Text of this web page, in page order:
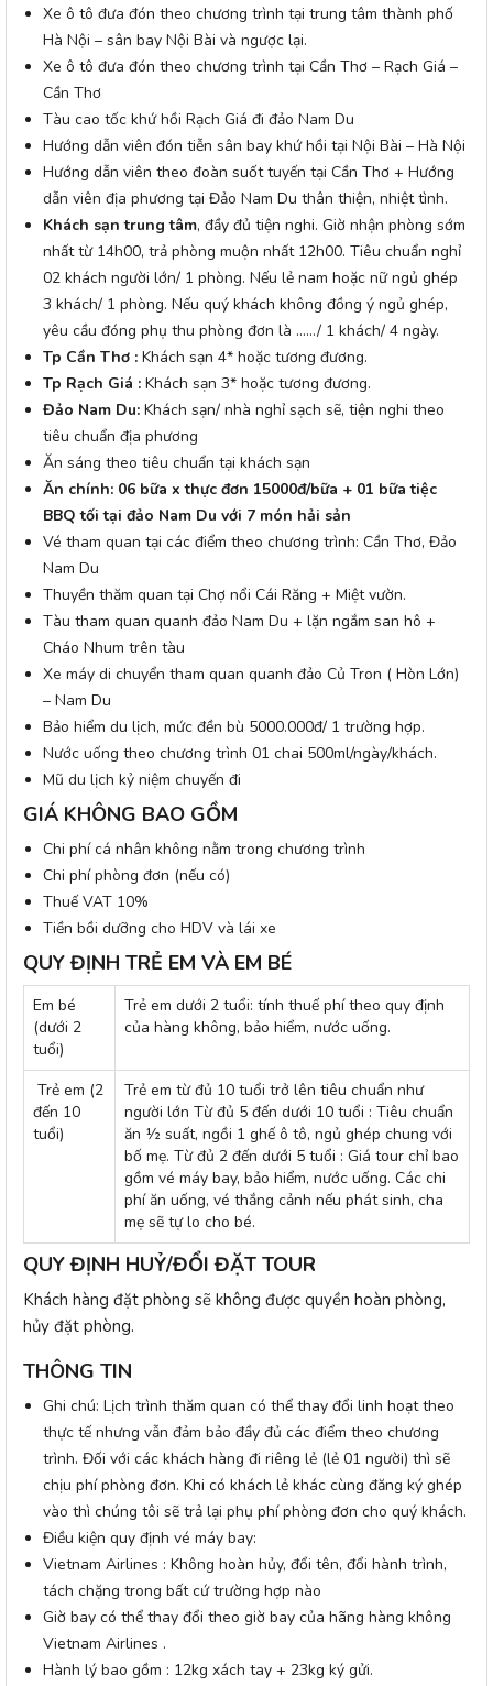
Xe ô tô đưa đón theo chương trình tại trung tâm thành phố
Hà Nội – sân bay Nội Bài và ngược lại.
Xe ô tô đưa đón theo chương trình tại Cần Thơ – Rạch Giá –
Cần Thơ
Tàu cao tốc khứ hồi Rạch Giá đi đảo Nam Du
Hướng dẫn viên đón tiễn sân bay khứ hồi tại Nội Bài – Hà Nội
Hướng dẫn viên theo đoàn suốt tuyến tại Cần Thơ + Hướng
dẫn viên địa phương tại Đảo Nam Du thân thiện, nhiệt tình.
Khách sạn trung tâm, đầy đủ tiện nghi. Giờ nhận phòng sớm
nhất từ 14h00, trả phòng muộn nhất 12h00. Tiêu chuẩn nghỉ
02 khách người lớn/ 1 phòng. Nếu lẻ nam hoặc nữ ngủ ghép
3 khách/ 1 phòng. Nếu quý khách không đồng ý ngủ ghép,
yêu cầu đóng phụ thu phòng đơn là ……/ 1 khách/ 4 ngày.
Tp Cần Thơ : Khách sạn 4* hoặc tương đương.
Tp Rạch Giá : Khách sạn 3* hoặc tương đương.
Đảo Nam Du: Khách sạn/ nhà nghỉ sạch sẽ, tiện nghi theo
tiêu chuẩn địa phương
Ăn sáng theo tiêu chuẩn tại khách sạn
Ăn chính: 06 bữa x thực đơn 15000đ/bữa + 01 bữa tiệc
BBQ tối tại đảo Nam Du với 7 món hải sản
Vé tham quan tại các điểm theo chương trình: Cần Thơ, Đảo
Nam Du
Thuyền thăm quan tại Chợ nổi Cái Răng + Miệt vườn.
Tàu tham quan quanh đảo Nam Du + lặn ngắm san hô +
Cháo Nhum trên tàu
Xe máy di chuyển tham quan quanh đảo Củ Tron ( Hòn Lớn)
– Nam Du
Bảo hiểm du lịch, mức đền bù 5000.000đ/ 1 trường hợp.
Nước uống theo chương trình 01 chai 500ml/ngày/khách.
Mũ du lịch kỷ niệm chuyến đi
GIÁ KHÔNG BAO GỒM
Chi phí cá nhân không nằm trong chương trình
Chi phí phòng đơn (nếu có)
Thuế VAT 10%
Tiền bồi dưỡng cho HDV và lái xe
QUY ĐỊNH TRẺ EM VÀ EM BÉ
Em bé
(dưới 2
tuổi)
Trẻ em dưới 2 tuổi: tính thuế phí theo quy định
của hàng không, bảo hiểm, nước uống.
Trẻ em (2
đến 10
tuổi)
Trẻ em từ đủ 10 tuổi trở lên tiêu chuẩn như
người lớn Từ đủ 5 đến dưới 10 tuổi : Tiêu chuẩn
ăn ½ suất, ngồi 1 ghế ô tô, ngủ ghép chung với
bố mẹ. Từ đủ 2 đến dưới 5 tuổi : Giá tour chỉ bao
gồm vé máy bay, bảo hiểm, nước uống. Các chi
phí ăn uống, vé thắng cảnh nếu phát sinh, cha
mẹ sẽ tự lo cho bé.
QUY ĐỊNH HUỶ/ĐỔI ĐẶT TOUR
Khách hàng đặt phòng sẽ không được quyền hoàn phòng,
hủy đặt phòng.
THÔNG TIN
Ghi chú: Lịch trình thăm quan có thể thay đổi linh hoạt theo
thực tế nhưng vẫn đảm bảo đầy đủ các điểm theo chương
trình. Đối với các khách hàng đi riêng lẻ (lẻ 01 người) thì sẽ
chịu phí phòng đơn. Khi có khách lẻ khác cùng đăng ký ghép
vào thì chúng tôi sẽ trả lại phụ phí phòng đơn cho quý khách.
Điều kiện quy định vé máy bay:
Vietnam Airlines : Không hoàn hủy, đổi tên, đổi hành trình,
tách chặng trong bất cứ trường hợp nào
Giờ bay có thể thay đổi theo giờ bay của hãng hàng không
Vietnam Airlines .
Hành lý bao gồm : 12kg xách tay + 23kg ký gửi.